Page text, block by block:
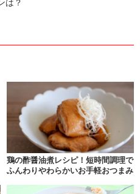
は？
鶏の酢醤油煮レシピ！短時間調理で
ふんわりやわらかいお手軽おつまみ